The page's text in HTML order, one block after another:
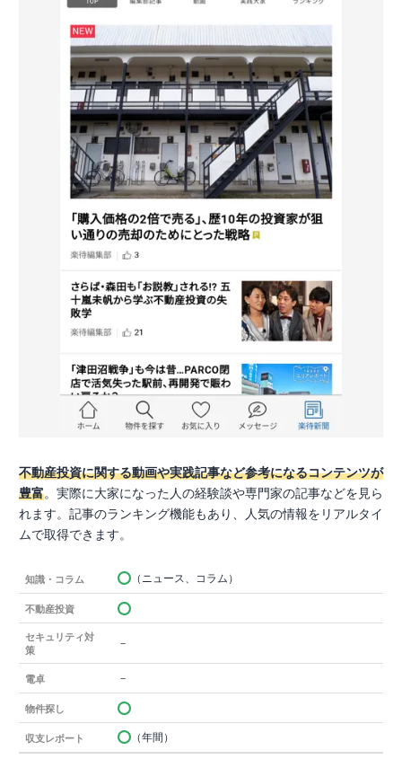
不動産投資に関する動画や実践記事など参考になるコンテンツが
豊富。実際に大家になった人の経験談や専門家の記事などを見ら
れます。記事のランキング機能もあり、人気の情報をリアルタイ
ムで取得できます。
知識・コラム （ニュース、コラム）
不動産投資
セキュリティ対
策
－
電卓 －
物件探し
収支レポート （年間）